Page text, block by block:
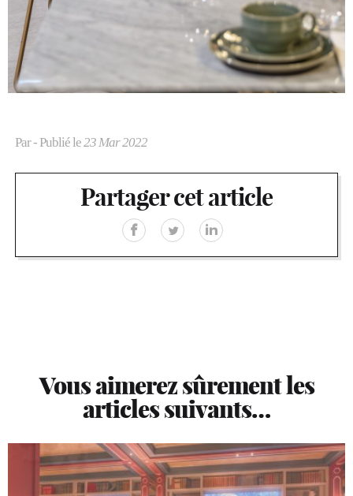
Par- Publié le23 Mar 2022
Partager cet article
Vous aimerez sûrement les
articles suivants…